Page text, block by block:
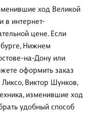
ход Великой
в интернет-
цене. Если
Нижнем
на-Дону или
оформить заказ
Виктор Шунков,
изменившие ход
удобный способ